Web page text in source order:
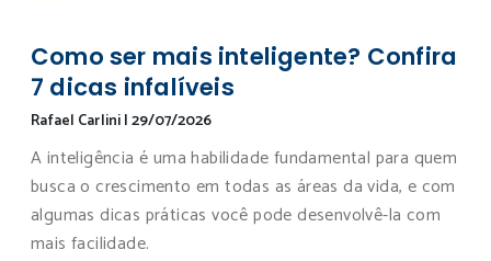
Como ser mais inteligente? Confira
7 dicas infalíveis
Rafael Carlini|29/07/2026
A inteligência é uma habilidade fundamental para quem
busca o crescimento em todas as áreas da vida, e com
algumas dicas práticas você pode desenvolvê-la com
mais facilidade.